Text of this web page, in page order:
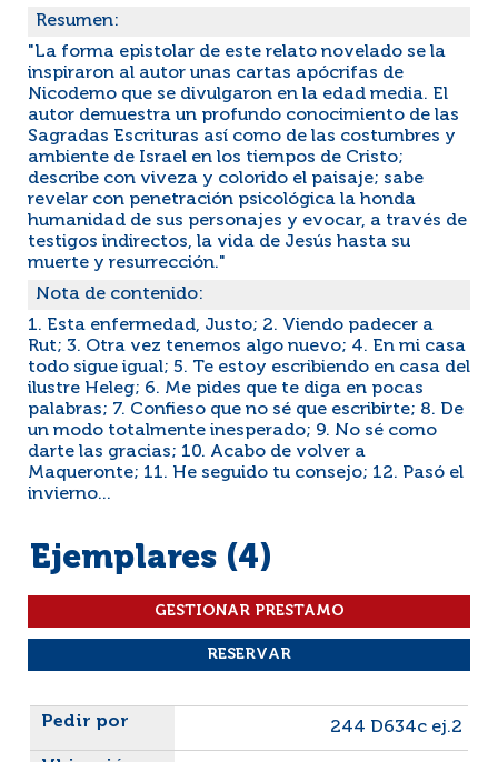
Resumen:
"La forma epistolar de este relato novelado se la
inspiraron al autor unas cartas apócrifas de
Nicodemo que se divulgaron en la edad media. El
autor demuestra un profundo conocimiento de las
Sagradas Escrituras así como de las costumbres y
ambiente de Israel en los tiempos de Cristo;
describe con viveza y colorido el paisaje; sabe
revelar con penetración psicológica la honda
humanidad de sus personajes y evocar, a través de
testigos indirectos, la vida de Jesús hasta su
muerte y resurrección."
Nota de contenido:
1. Esta enfermedad, Justo; 2. Viendo padecer a
Rut; 3. Otra vez tenemos algo nuevo; 4. En mi casa
todo sigue igual; 5. Te estoy escribiendo en casa del
ilustre Heleg; 6. Me pides que te diga en pocas
palabras; 7. Confieso que no sé que escribirte; 8. De
un modo totalmente inesperado; 9. No sé como
darte las gracias; 10. Acabo de volver a
Maqueronte; 11. He seguido tu consejo; 12. Pasó el
invierno...
Ejemplares (4)
Liste des exemplaires
244 D634c ej.2